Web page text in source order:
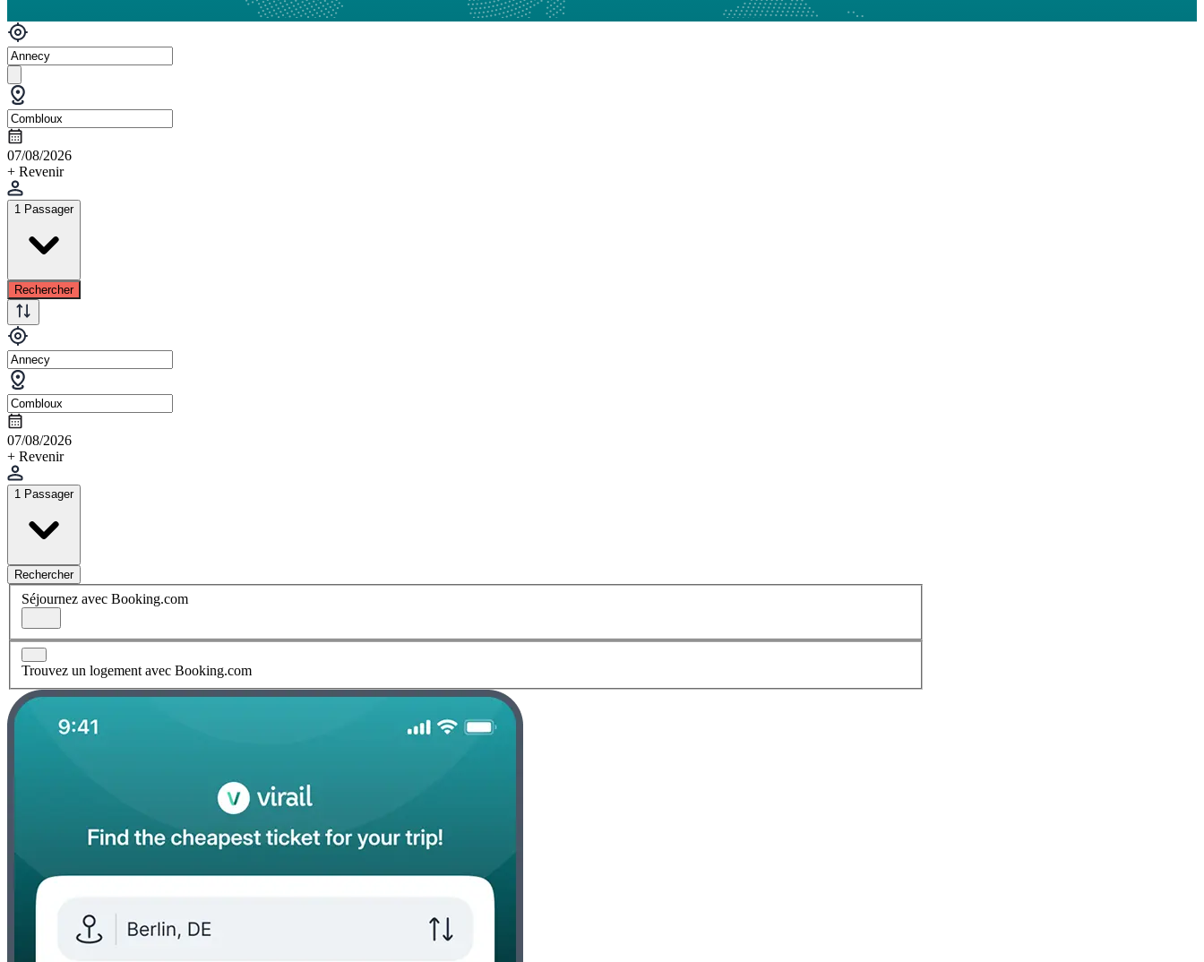
07/08/2026
+ Revenir
1 Passager
Rechercher
07/08/2026
+ Revenir
1 Passager
Rechercher
Séjournez avec Booking.com
Trouvez un logement avec Booking.com